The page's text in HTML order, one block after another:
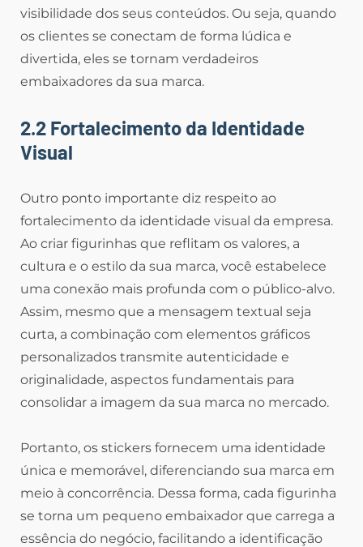
visibilidade dos seus conteúdos. Ou seja, quando
os clientes se conectam de forma lúdica e
divertida, eles se tornam verdadeiros
embaixadores da sua marca.
2.2 Fortalecimento da Identidade
Visual
Outro ponto importante diz respeito ao
fortalecimento da identidade visual da empresa.
Ao criar figurinhas que reflitam os valores, a
cultura e o estilo da sua marca, você estabelece
uma conexão mais profunda com o público-alvo.
Assim, mesmo que a mensagem textual seja
curta, a combinação com elementos gráficos
personalizados transmite autenticidade e
originalidade, aspectos fundamentais para
consolidar a imagem da sua marca no mercado.
Portanto, os stickers fornecem uma identidade
única e memorável, diferenciando sua marca em
meio à concorrência. Dessa forma, cada figurinha
se torna um pequeno embaixador que carrega a
essência do negócio, facilitando a identificação